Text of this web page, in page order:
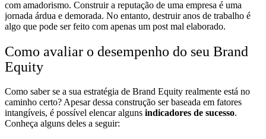
com amadorismo. Construir a reputação de uma empresa é uma
jornada árdua e demorada. No entanto, destruir anos de trabalho é
algo que pode ser feito com apenas um post mal elaborado.
Como avaliar o desempenho do seu Brand
Equity
Como saber se a sua estratégia de Brand Equity realmente está no
caminho certo? Apesar dessa construção ser baseada em fatores
intangíveis, é possível elencar alguns indicadores de sucesso.
Conheça alguns deles a seguir: